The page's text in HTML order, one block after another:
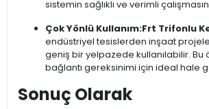
sistemin sağlıklı ve verimli
Çok Yönlü Kullanım:Frt Trifonlu
endüstriyel tesislerden inşaat
geniş bir yelpazede kullanılabilir. Bu
bağlantı gereksinimi için ideal hale
Sonuç Olarak